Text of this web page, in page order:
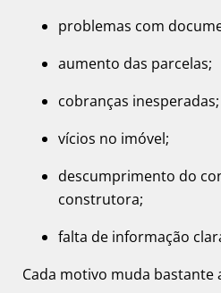
problemas com
aumento das parcelas;
cobranças inesperadas;
vícios no imóvel;
descumprimento do
construtora;
falta de informação
Cada motivo muda bastante